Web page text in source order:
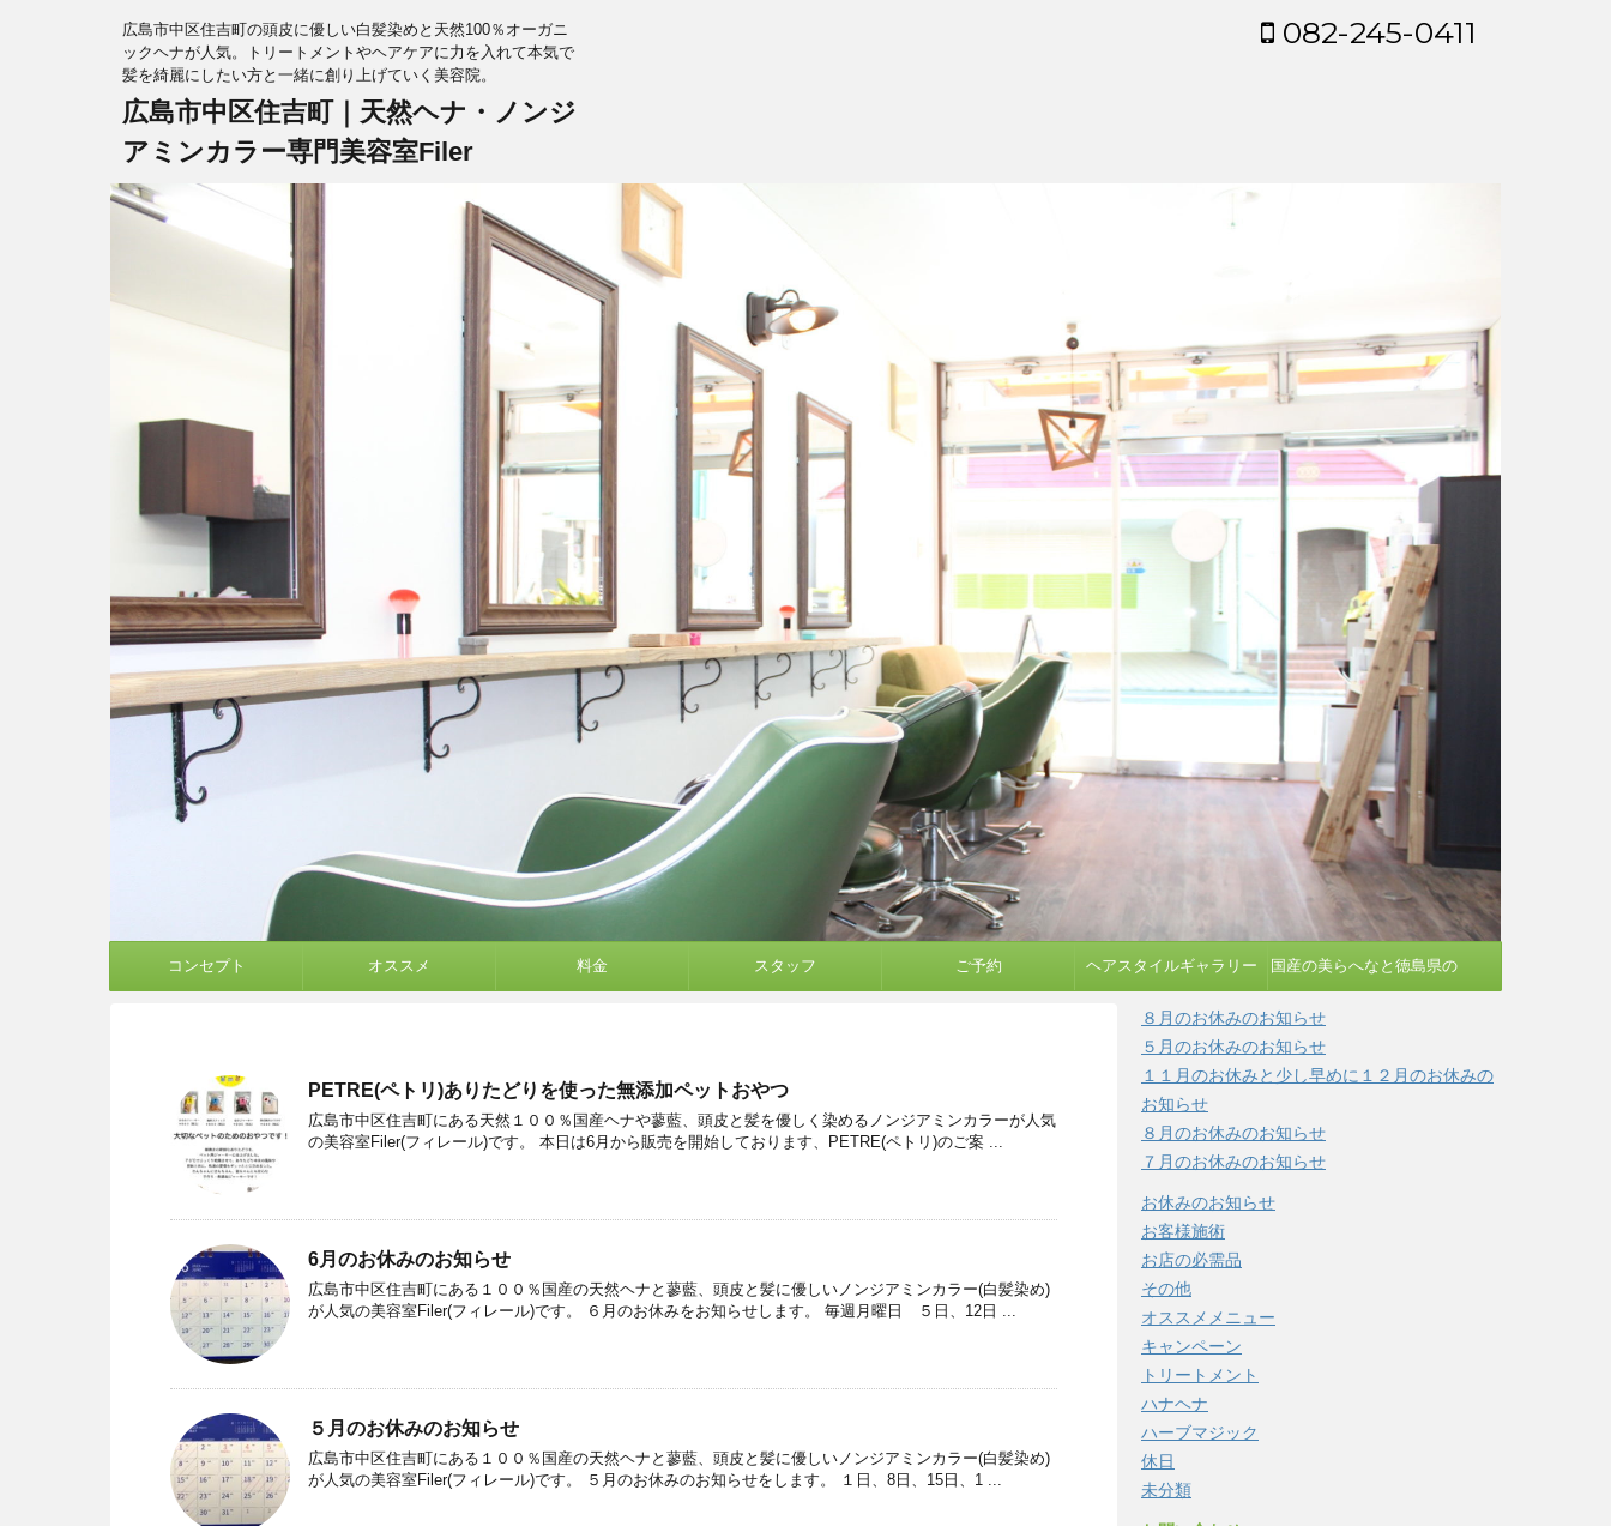
広島市中区住吉町の頭皮に優しい白髪染めと天然100％オーガニ
ックヘナが人気。トリートメントやヘアケアに力を入れて本気で
髪を綺麗にしたい方と一緒に創り上げていく美容院。
広島市中区住吉町｜天然ヘナ・ノンジ
アミンカラー専門美容室Filer
082-245-0411
コンセプト オススメ 料金 スタッフ ご予約 ヘアスタイルギャラリー 国産の美らへなと徳島県の
蓼藍を使う染め方
PETRE(ペトリ)ありたどりを使った無添加ペットおやつ
広島市中区住吉町にある天然１００％国産ヘナや蓼藍、頭皮と髪を優しく染めるノンジアミンカラーが人気
の美容室Filer(フィレール)です。 本日は6月から販売を開始しております、PETRE(ペトリ)のご案 ...
6月のお休みのお知らせ
広島市中区住吉町にある１００％国産の天然ヘナと蓼藍、頭皮と髪に優しいノンジアミンカラー(白髪染め)
が人気の美容室Filer(フィレール)です。 ６月のお休みをお知らせします。 毎週月曜日 ５日、12日 ...
５月のお休みのお知らせ
広島市中区住吉町にある１００％国産の天然ヘナと蓼藍、頭皮と髪に優しいノンジアミンカラー(白髪染め)
が人気の美容室Filer(フィレール)です。 ５月のお休みのお知らせをします。 １日、8日、15日、1 ...
８月のお休みのお知らせ
５月のお休みのお知らせ
１１月のお休みと少し早めに１２月のお休みの
お知らせ
８月のお休みのお知らせ
７月のお休みのお知らせ
お休みのお知らせ
お客様施術
お店の必需品
その他
オススメメニュー
キャンペーン
トリートメント
ハナヘナ
ハーブマジック
休日
未分類